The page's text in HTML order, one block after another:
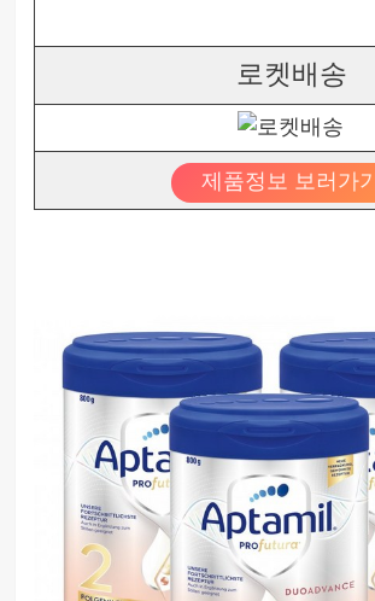
로켓배송
제품정보 보러가기